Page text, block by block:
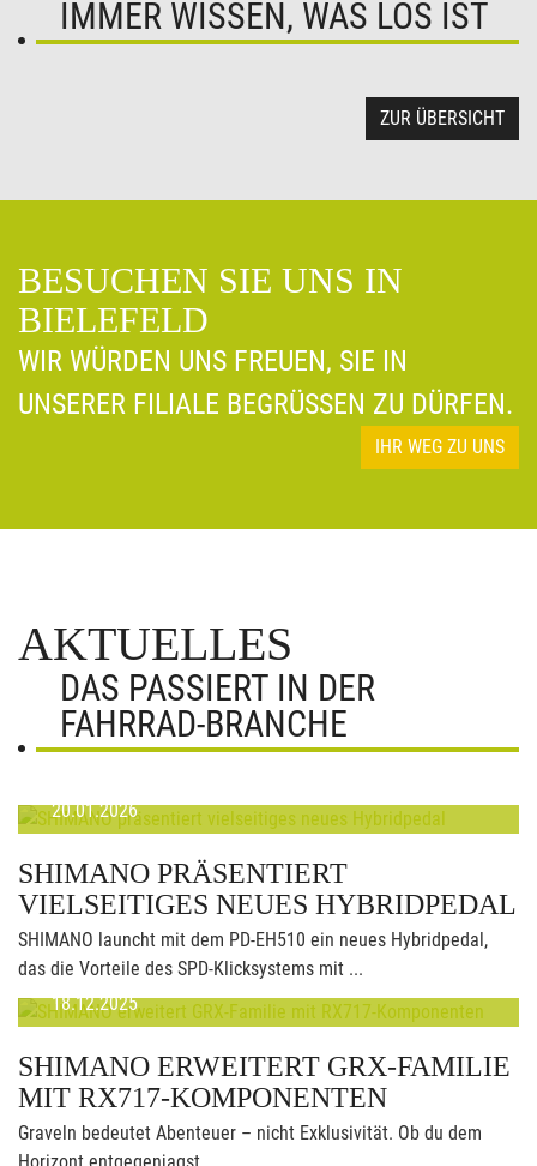
IMMER WISSEN, WAS LOS IST
ZUR ÜBERSICHT
BESUCHEN SIE UNS IN
BIELEFELD
WIR WÜRDEN UNS FREUEN, SIE IN
UNSERER FILIALE BEGRÜSSEN ZU DÜRFEN.
IHR WEG ZU UNS
AKTUELLES
DAS PASSIERT IN DER
FAHRRAD-BRANCHE
20.01.2026
SHIMANO PRÄSENTIERT
VIELSEITIGES NEUES HYBRIDPEDAL
SHIMANO launcht mit dem PD-EH510 ein neues Hybridpedal,
das die Vorteile des SPD-Klicksystems mit ...
18.12.2025
SHIMANO ERWEITERT GRX-FAMILIE
MIT RX717-KOMPONENTEN
Graveln bedeutet Abenteuer – nicht Exklusivität. Ob du dem